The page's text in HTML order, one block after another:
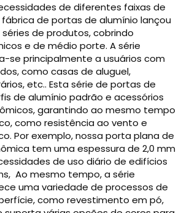
de diferentes faixas de
de portas de alumínio lançou
de produtos, cobrindo
e de médio porte. A série
se principalmente a usuários com
como casas de aluguel,
etc.. Esta série de portas de
de alumínio padrão e acessórios
garantindo ao mesmo tempo
como resistência ao vento e
Por exemplo, nossa porta plana de
tem uma espessura de 2,0 mm
de uso diário de edifícios
Ao mesmo tempo, a série
uma variedade de processos de
como revestimento em pó,